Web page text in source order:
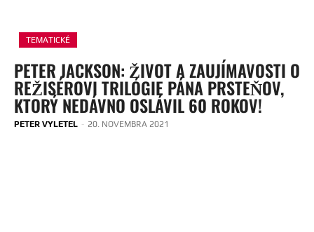
TEMATICKÉ
PETER JACKSON: ŽIVOT A ZAUJÍMAVOSTI O
REŽISÉROVI TRILÓGIE PÁNA PRSTEŇOV,
KTORÝ NEDÁVNO OSLÁVIL 60 ROKOV!
PETER VYLETEL - 20. NOVEMBRA 2021